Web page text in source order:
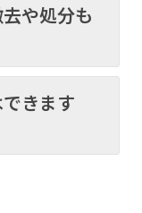
や処分も
きます